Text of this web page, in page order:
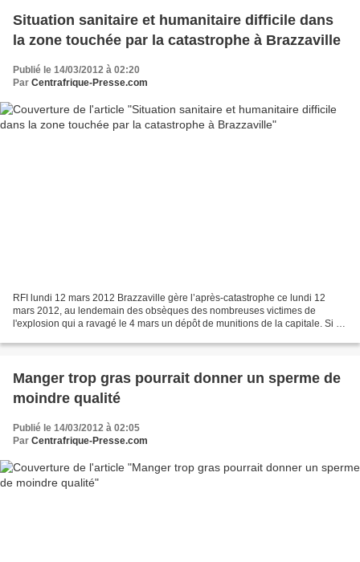
Situation sanitaire et humanitaire difficile dans
la zone touchée par la catastrophe à Brazzaville
Publié le 14/03/2012 à 02:20
Par Centrafrique-Presse.com
RFI lundi 12 mars 2012 Brazzaville gère l’après-catastrophe ce lundi 12
mars 2012, au lendemain des obsèques des nombreuses victimes de
l'explosion qui a ravagé le 4 mars un dépôt de munitions de la capitale. Si la
Manger trop gras pourrait donner un sperme de
moindre qualité
Publié le 14/03/2012 à 02:05
Par Centrafrique-Presse.com